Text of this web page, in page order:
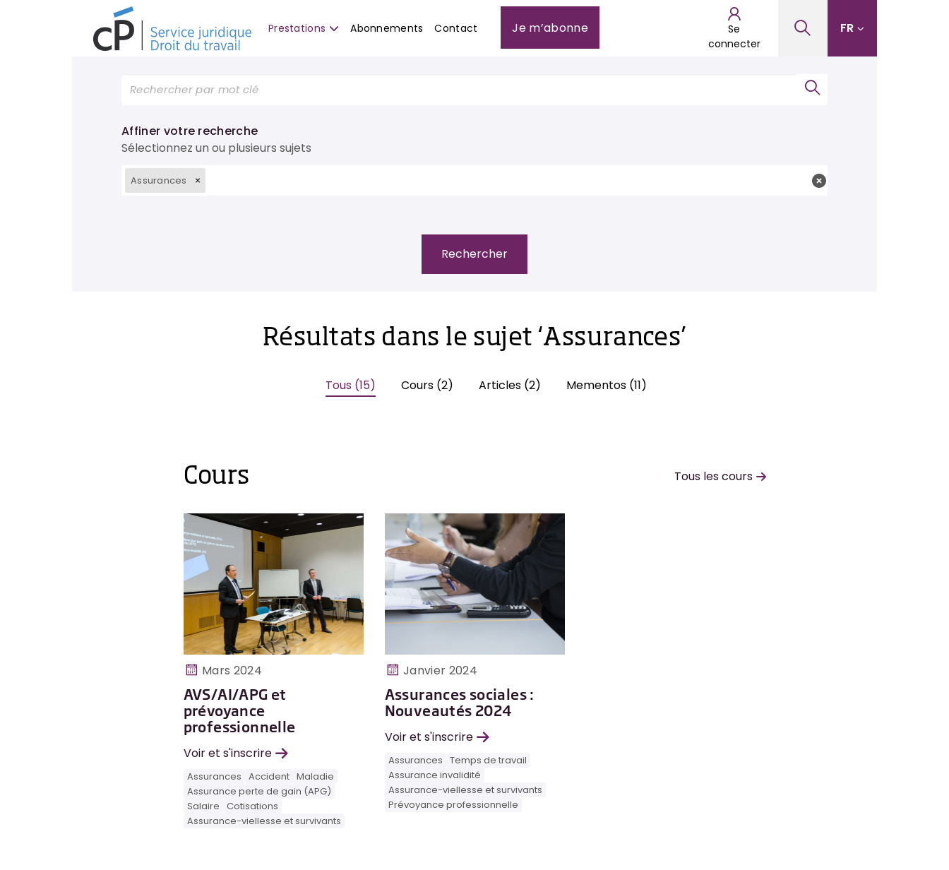
Prestations Abonnements Contact Je m’abonne
Se
connecter
FR
Affiner votre recherche
Sélectionnez un ou plusieurs sujets
Assurances
Résultats dans le sujet ‘Assurances’
Tous (15) Cours (2) Articles (2) Mementos (11)
Cours Tous les cours
Mars 2024
AVS/AI/APG et
prévoyance
professionnelle
Voir et s'inscrire
Assurances Accident Maladie
Assurance perte de gain (APG)
Salaire Cotisations
Assurance-viellesse et survivants
Janvier 2024
Assurances sociales :
Nouveautés 2024
Voir et s'inscrire
Assurances Temps de travail
Assurance invalidité
Assurance-viellesse et survivants
Prévoyance professionnelle